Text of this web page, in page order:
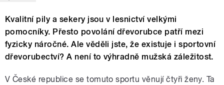
Kvalitní pily a sekery jsou v lesnictví velkými
pomocníky. Přesto povolání dřevorubce patří mezi
fyzicky náročné. Ale věděli jste, že existuje i sportovní
dřevorubectví? A není to výhradně mužská záležitost.
V České republice se tomuto sportu věnují čtyři ženy. Ta